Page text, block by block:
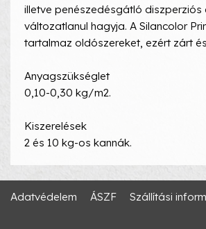
illetve penészedésgátló
változatlanul hagyja. A Silancolor
tartalmaz oldószereket, ezért zárt
Anyagszükséglet
0,10-0,30 kg/m2.
Kiszerelések
2 és 10 kg-os kannák.
Adatvédelem ÁSZF Szállítási